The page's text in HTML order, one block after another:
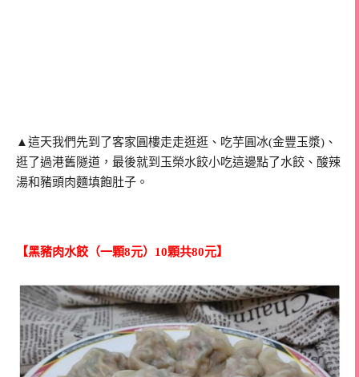
▲這天我們先到了客家圓樓走走逛逛、吃芋圓冰(金豐玉漿)、
逛了過港舊隧道，最後就到玉榮水餃小吃這邊點了水餃、酸辣
湯和豬頭肉麵填飽肚子。
【黑豬肉水餃（一顆8元）10顆共80元】